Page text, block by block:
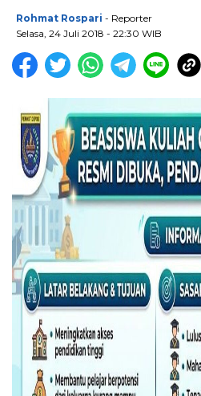
Rohmat Rospari - Reporter
Selasa, 24 Juli 2018 - 22:30 WIB